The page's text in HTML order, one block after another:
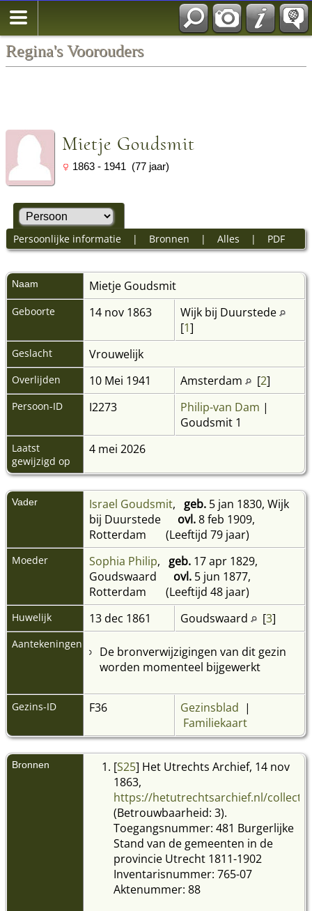
Regina's Voorouders
Mietje Goudsmit
1863 - 1941 (77 jaar)
Persoonlijke informatie| Bronnen | Alles | PDF
Naam Mietje Goudsmit
Geboorte 14 nov 1863
Wijk bij Duurstede
[1]
Geslacht Vrouwelijk
Overlijden 10 Mei 1941 Amsterdam [2]
Persoon-ID I2273 Philip-van Dam |
Goudsmit 1
Laatst
gewijzigd op
4 mei 2026
Vader Israel Goudsmit, geb. 5 jan 1830, Wijk
bij Duurstede
ovl.8 feb 1909,
Rotterdam
(Leeftijd 79 jaar)
Moeder Sophia Philip, geb. 17 apr 1829,
Goudswaard
ovl. 5 jun 1877,
Rotterdam
(Leeftijd 48 jaar)
Huwelijk 13 dec 1861 Goudswaard [3]
Aantekeningen
De bronverwijzigingen van dit gezin
worden momenteel bijgewerkt
Gezins-ID F36 Gezinsblad |
Familiekaart
Bronnen [S25] Het Utrechts Archief, 14 nov
1863,
https://hetutrechtsarchief.nl/collectie/
(Betrouwbaarheid: 3).
Toegangsnummer: 481 Burgerlijke
Stand van de gemeenten in de
provincie Utrecht 1811-1902
Inventarisnummer: 765-07
Aktenummer: 88